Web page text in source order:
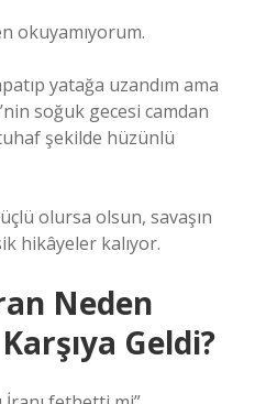
okuyamıyorum.
yatağa uzandım ama
soğuk gecesi camdan
şekilde hüzünlü
olursa olsun, savaşın
hikâyeler kalıyor.
Neden
Geldi?